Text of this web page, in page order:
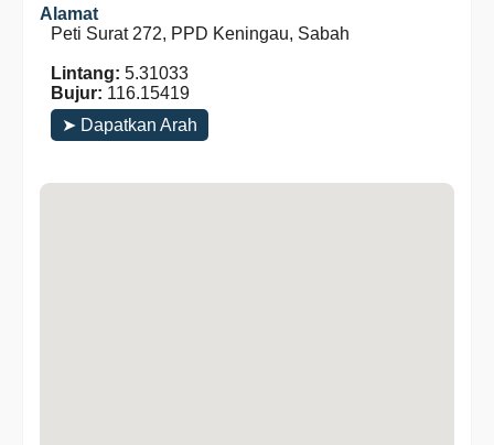
Alamat
Peti Surat 272, PPD Keningau, Sabah
Lintang: 5.31033
Bujur: 116.15419
➤ Dapatkan Arah